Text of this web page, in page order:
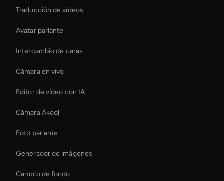
Traducción de vídeos
Avatar parlante
Intercambio de caras
Cámara en vivo
Editor de vídeo con IA
Cámara Akool
Foto parlante
Generador de imágenes
Cambio de fondo